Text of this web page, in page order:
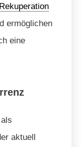
Rekuperation
ermöglichen
eine
aktuell